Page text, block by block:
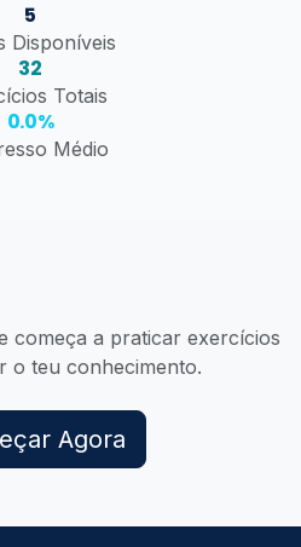
5
Disponíveis
32
Totais
0.0%
Médio
começa a praticar exercícios
o teu conhecimento.
Agora